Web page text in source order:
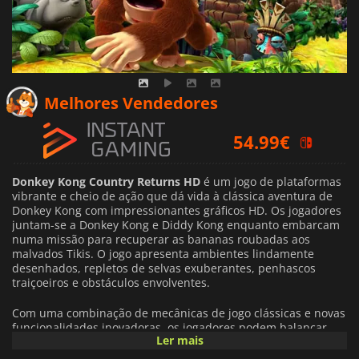
Melhores Vendedores
58.19€
Donkey Kong Country Returns HD é um jogo de plataformas
vibrante e cheio de ação que dá vida à clássica aventura de
Donkey Kong com impressionantes gráficos HD. Os jogadores
juntam-se a Donkey Kong e Diddy Kong enquanto embarcam
numa missão para recuperar as bananas roubadas aos
malvados Tikis. O jogo apresenta ambientes lindamente
desenhados, repletos de selvas exuberantes, penhascos
traiçoeiros e obstáculos envolventes.
Com uma combinação de mecânicas de jogo clássicas e novas
funcionalidades inovadoras, os jogadores podem balançar,
saltar e rolar através de uma variedade de níveis desafiantes,
Ler mais